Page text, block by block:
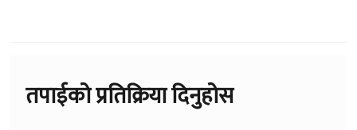
तपाईको प्रतिक्रिया दिनुहोस